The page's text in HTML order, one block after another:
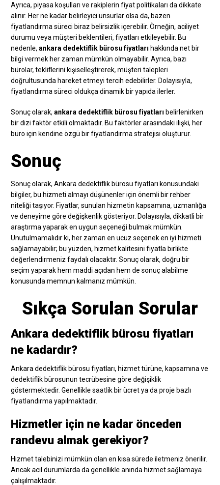
Ayrıca, piyasa koşulları ve rakiplerin fiyat politikaları da dikkate
alınır. Her ne kadar belirleyici unsurlar olsa da, bazen
fiyatlandırma süreci biraz belirsizlik içerebilir. Örneğin, aciliyet
durumu veya müşteri beklentileri, fiyatları etkileyebilir. Bu
nedenle,ankara dedektiflik bürosu fiyatları hakkında net bir
bilgi vermek her zaman mümkün olmayabilir. Ayrıca, bazı
bürolar, tekliflerini kişiselleştirerek, müşteri talepleri
doğrultusunda hareket etmeyi tercih edebilirler. Dolayısıyla,
fiyatlandırma süreci oldukça dinamik bir yapıda ilerler.
Sonuç olarak,ankara dedektiflik bürosu fiyatları belirlenirken
bir dizi faktör etkili olmaktadır. Bu faktörler arasındaki ilişki, her
büro için kendine özgü bir fiyatlandırma stratejisi oluşturur.
Sonuç
Sonuç olarak, Ankara dedektiflik bürosu fiyatları konusundaki
bilgiler, bu hizmeti almayı düşünenler için önemli bir rehber
niteliği taşıyor. Fiyatlar, sunulan hizmetin kapsamına, uzmanlığa
ve deneyime göre değişkenlik gösteriyor. Dolayısıyla, dikkatli bir
araştırma yaparak en uygun seçeneği bulmak mümkün.
Unutulmamalıdır ki, her zaman en ucuz seçenek en iyi hizmeti
sağlamayabilir; bu yüzden, hizmet kalitesini fiyatla birlikte
değerlendirmeniz faydalı olacaktır. Sonuç olarak, doğru bir
seçim yaparak hem maddi açıdan hem de sonuç alabilme
konusunda memnun kalmanız mümkün.
Sıkça Sorulan Sorular
Ankara dedektiflik bürosu fiyatları
ne kadardır?
Ankara dedektiflik bürosu fiyatları, hizmet türüne, kapsamına ve
dedektiflik bürosunun tecrübesine göre değişiklik
göstermektedir. Genellikle saatlik bir ücret ya da proje bazlı
fiyatlandırma yapılmaktadır.
Hizmetler için ne kadar önceden
randevu almak gerekiyor?
Hizmet talebinizi mümkün olan en kısa sürede iletmeniz önerilir.
Ancak acil durumlarda da genellikle anında hizmet sağlamaya
çalışılmaktadır.